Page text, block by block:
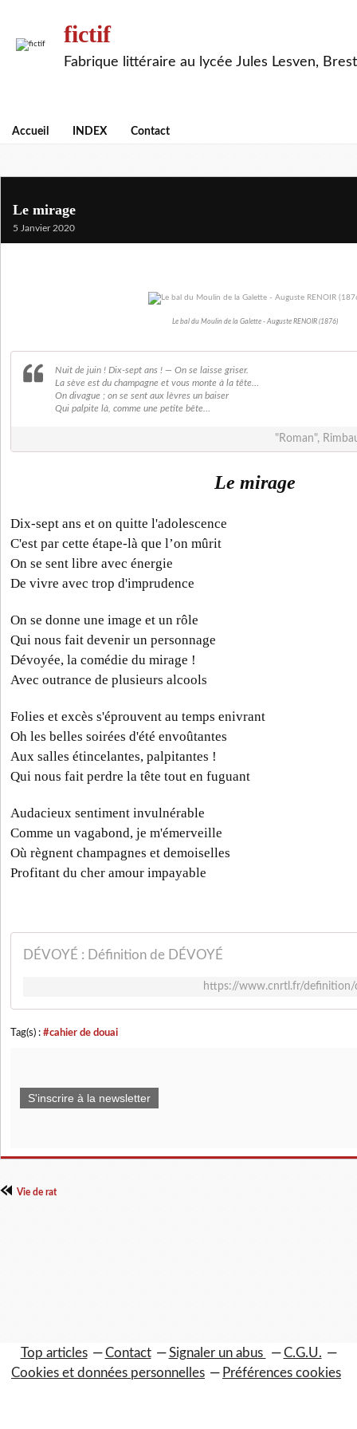
fictif
Fabrique littéraire au lycée Jules Lesven, Brest
Accueil INDEX Contact
Le mirage
5 Janvier 2020
Le bal du Moulin de la Galette - Auguste RENOIR (1876)
Nuit de juin ! Dix-sept ans ! — On se laisse griser.
La sève est du champagne et vous monte à la tête…
On divague ; on se sent aux lèvres un baiser
Qui palpite là, comme une petite bête…
"Roman",
Le mirage
Dix-sept ans et on quitte l'adolescence
C'est par cette étape-là que l’on mûrit
On se sent libre avec énergie
De vivre avec trop d'imprudence
On se donne une image et un rôle
Qui nous fait devenir un personnage
Dévoyée, la comédie du mirage !
Avec outrance de plusieurs alcools
Folies et excès s'éprouvent au temps enivrant
Oh les belles soirées d'été envoûtantes
Aux salles étincelantes, palpitantes !
Qui nous fait perdre la tête tout en fuguant
Audacieux sentiment invulnérable
Comme un vagabond, je m'émerveille
Où règnent champagnes et demoiselles
Profitant du cher amour impayable
DÉVOYÉ : Définition de DÉVOYÉ
https://www.cnrtl.fr/definition/
Tag(s) : #cahier de douai
S'inscrire à la newsletter
Vie de rat
Top articles Contact Signaler un abus
C.G.U.
Cookies et données personnelles
Préférences cookies